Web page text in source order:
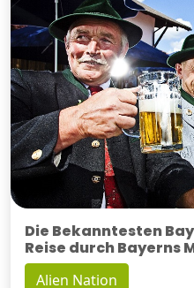
Die Bekanntesten
Reise durch Bayerns
Alien Nation